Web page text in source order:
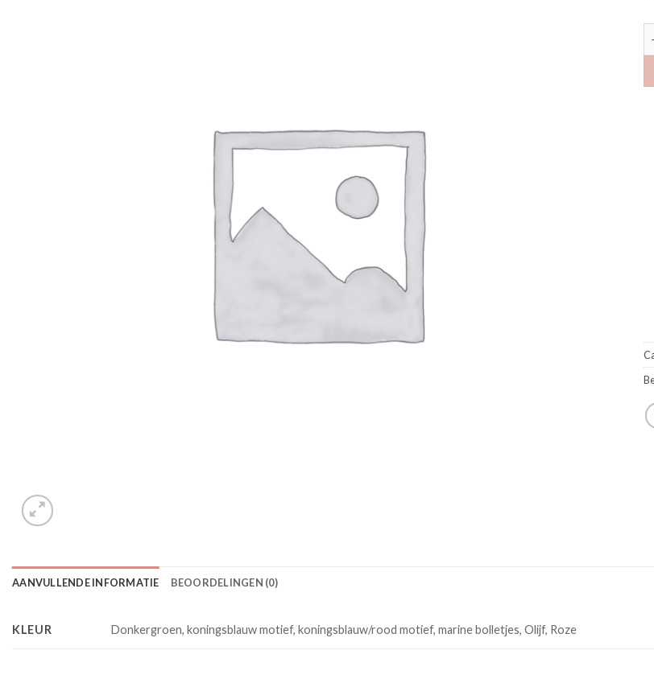
AANVULLENDE INFORMATIE BEOORDELINGEN (0)
KLEUR Donkergroen, koningsblauw motief, koningsblauw/rood motief, marine bolletjes, Olijf, Roze